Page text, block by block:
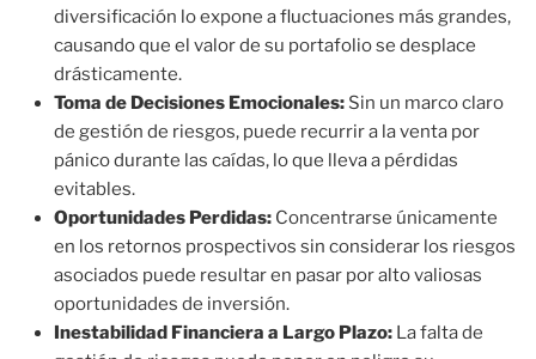
diversificación lo expone a fluctuaciones más grandes,
causando que el valor de su portafolio se desplace
drásticamente.
Toma de Decisiones Emocionales: Sin un marco claro
de gestión de riesgos, puede recurrir a la venta por
pánico durante las caídas, lo que lleva a pérdidas
evitables.
Oportunidades Perdidas: Concentrarse únicamente
en los retornos prospectivos sin considerar los riesgos
asociados puede resultar en pasar por alto valiosas
oportunidades de inversión.
Inestabilidad Financiera a Largo Plazo: La falta de